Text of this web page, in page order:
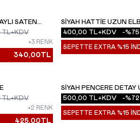
SATEN
TL+KDV
+3 RENK
340,00TL
YENI
SIYAH HATTIE UZUN
400,00 TL+KDV -%75
SEPETTE EXTRA %15
TL+KDV
+2 RENK
425,00TL
YENI
SIYAH PENCERE
500,00 TL+KDV -%72
SEPETTE EXTRA %15